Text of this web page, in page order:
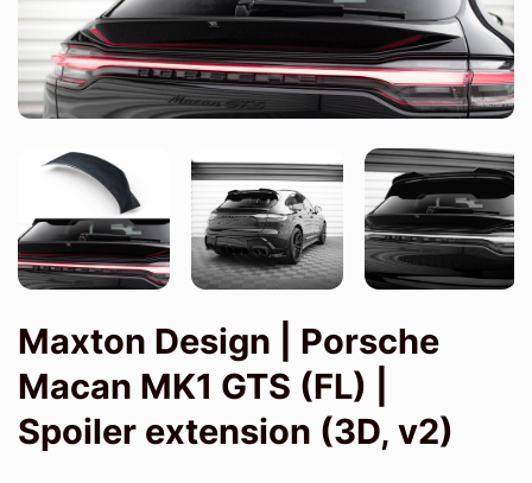
Maxton Design | Porsche
Macan MK1 GTS (FL) |
Spoiler extension (3D, v2)